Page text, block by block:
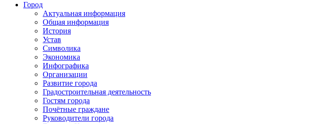
Город
Актуальная информация
Общая информация
История
Устав
Символика
Экономика
Инфографика
Организации
Развитие города
Градостроительная деятельность
Гостям города
Почётные граждане
Руководители города